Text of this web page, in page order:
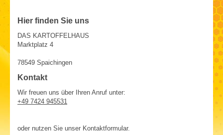
Hier finden Sie uns
DAS KARTOFFELHAUS
Marktplatz 4
78549 Spaichingen
Kontakt
Wir freuen uns über Ihren Anruf unter:
+49 7424 945531
oder nutzen Sie unser Kontaktformular.